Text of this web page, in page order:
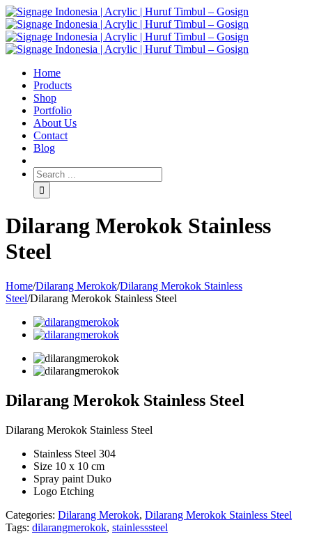
Home
Products
Shop
Portfolio
About Us
Contact
Blog
Dilarang Merokok Stainless
Steel
Home/Dilarang Merokok/Dilarang Merokok Stainless
Steel/Dilarang Merokok Stainless Steel
Dilarang Merokok Stainless Steel
Dilarang Merokok Stainless Steel
Stainless Steel 304
Size 10 x 10 cm
Spray paint Duko
Logo Etching
Categories: Dilarang Merokok, Dilarang Merokok Stainless Steel
Tags: dilarangmerokok, stainlesssteel